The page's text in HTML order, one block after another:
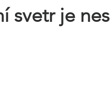
svetr je